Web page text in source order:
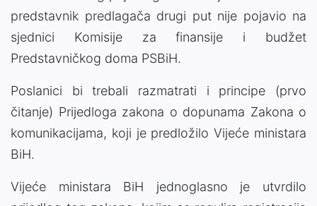
predstavnik predlagača drugi put nije pojavio na
sjednici Komisije za finansije i budžet
Predstavničkog doma PSBiH.
Poslanici bi trebali razmatrati i principe (prvo
čitanje) Prijedloga zakona o dopunama Zakona o
komunikacijama, koji je predložilo Vijeće ministara
BiH.
Vijeće ministara BiH jednoglasno je utvrdilo